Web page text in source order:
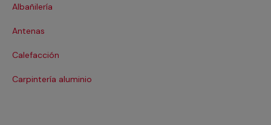
Albañilería
Antenas
Calefacción
Carpintería aluminio